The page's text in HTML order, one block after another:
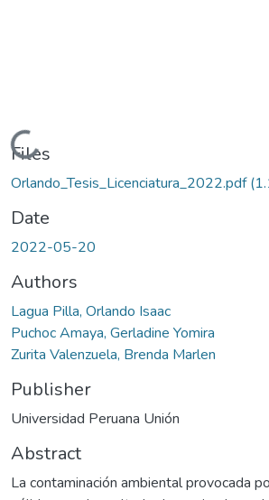
Loading...
Files
Orlando_Tesis_Licenciatura_2022.pdf
Date
2022-05-20
Authors
Lagua Pilla, Orlando Isaac
Puchoc Amaya, Gerladine Yomira
Zurita Valenzuela, Brenda Marlen
Publisher
Universidad Peruana Unión
Abstract
La contaminación ambiental provocada